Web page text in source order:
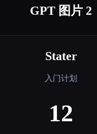
GPT 图片 2
Stater
入门计划
12